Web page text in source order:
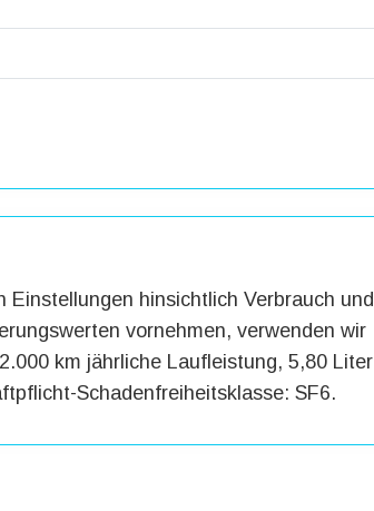
Einstellungen hinsichtlich Verbrauch und
vornehmen, verwenden wir
km jährliche Laufleistung, 5,80 Liter
Schadenfreiheitsklasse: SF6.